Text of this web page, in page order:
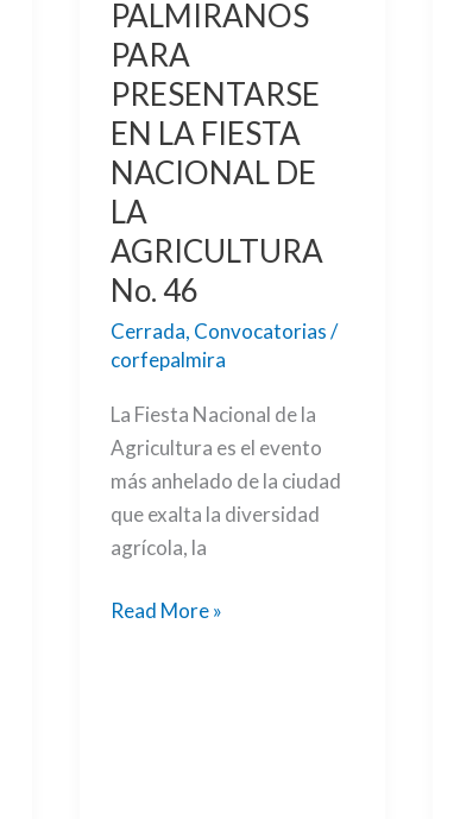
PALMIRANOS
PARA
PRESENTARSE
EN LA FIESTA
NACIONAL DE
LA
AGRICULTURA
No. 46
Cerrada, Convocatorias/
corfepalmira
La Fiesta Nacional de la
Agricultura es el evento
más anhelado de la ciudad
que exalta la diversidad
agrícola, la
DE
LA
AGRICULTURA
No.
46
Read More »